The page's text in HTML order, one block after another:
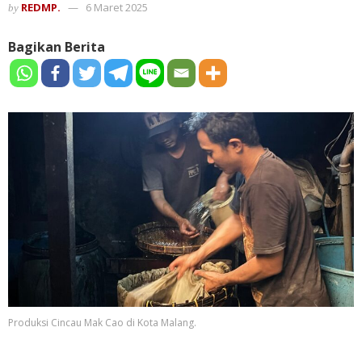
by REDMP. 6 Maret 2025
Bagikan Berita
Produksi Cincau Mak Cao di Kota Malang.